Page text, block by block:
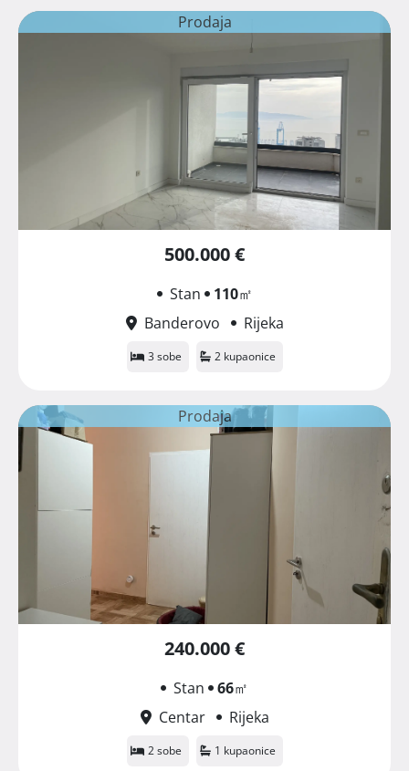
Prodaja
500.000 €
Stan 110㎡
Banderovo
Rijeka
3 sobe 2 kupaonice
Prodaja
240.000 €
Stan 66㎡
Centar
Rijeka
2 sobe 1 kupaonice